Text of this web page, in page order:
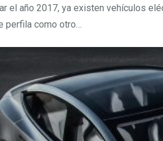
el año 2017, ya existen vehículos
perfila como otro…